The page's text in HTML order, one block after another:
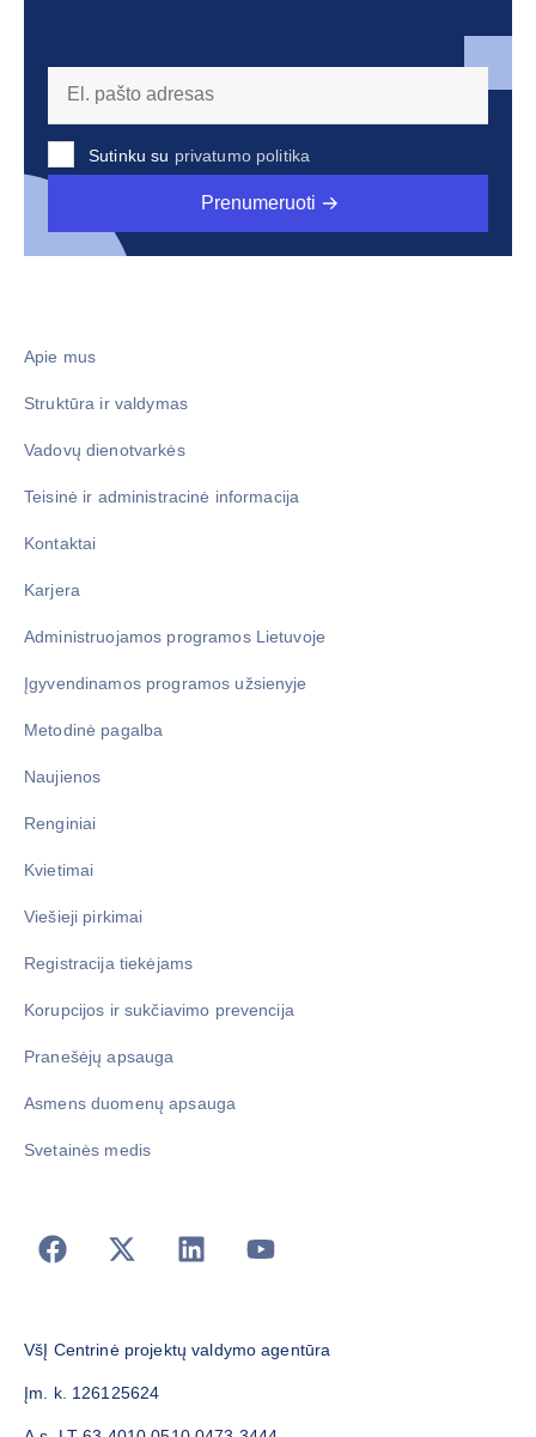
Sutinku su privatumo politika
Prenumeruoti
Apie mus
Struktūra ir valdymas
Vadovų dienotvarkės
Teisinė ir administracinė informacija
Kontaktai
Karjera
Administruojamos programos Lietuvoje
Įgyvendinamos programos užsienyje
Metodinė pagalba
Naujienos
Renginiai
Kvietimai
Viešieji pirkimai
Registracija tiekėjams
Korupcijos ir sukčiavimo prevencija
Pranešėjų apsauga
Asmens duomenų apsauga
Svetainės medis
VšĮ Centrinė projektų valdymo agentūra
Įm. k. 126125624